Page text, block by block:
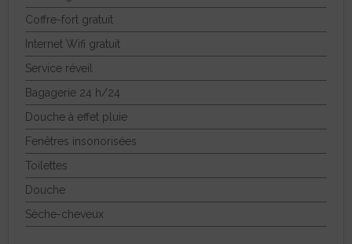
Coffre-fort gratuit
Internet Wifi gratuit
Service réveil
Bagagerie 24 h/24
Douche à effet pluie
Fenêtres insonorisées
Toilettes
Douche
Sèche-cheveux